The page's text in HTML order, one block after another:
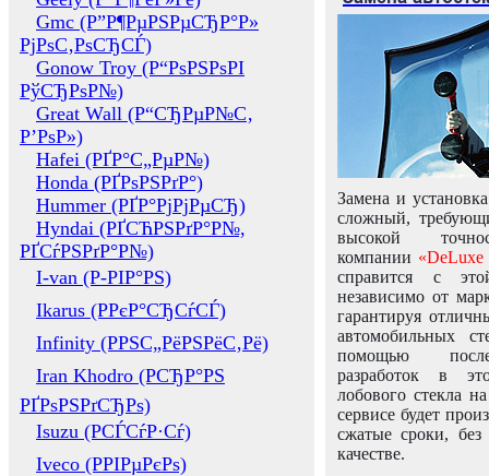
Gmc (Р”Р¶РµРЅРµСЂР°Р»
РјРѕС‚РѕСЂСЃ)
Gonow Troy (Р“РѕРЅРѕРІ
РўСЂРѕР№)
Great Wall (Р“СЂРµР№С‚
Р’РѕР»)
Hafei (РҐР°С„РµР№)
Honda (РҐРѕРЅРґР°)
Hummer (РҐР°РјРјРµСЂ)
Hyndai (РҐСЋРЅРґР°Р№,
РҐСѓРЅРґР°Р№)
I-van (Р-РІР°РЅ)
Ikarus (РРєР°СЂСѓСЃ)
Infinity (РРЅС„РёРЅРёС‚Рё)
Iran Khodro (РСЂР°РЅ
РҐРѕРЅРґСЂРѕ)
Isuzu (РСЃСѓР·Сѓ)
Iveco (РРІРµРєРѕ)
Замена и
сложный,
высокой
компании «DeLuxe
справится с
независимо от
гарантируя
автомобильных
помощью
разработок в
лобового стекла
сервисе будет
сжатые сроки,
качестве.